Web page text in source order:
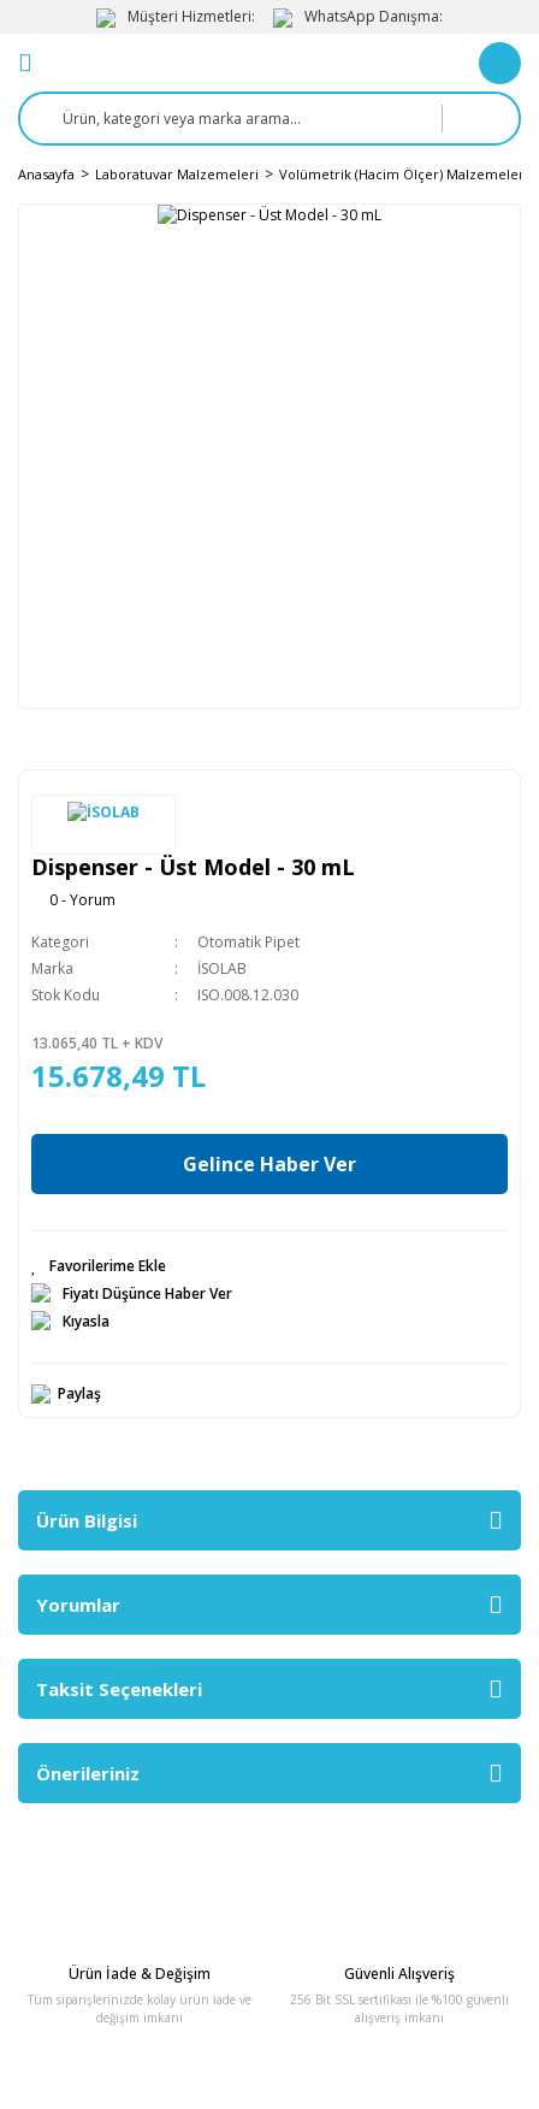
Müşteri Hizmetleri: WhatsApp Danışma:
Anasayfa Laboratuvar Malzemeleri Volümetrik (Hacim Ölçer) Malzemeler
Dispenser - Üst Model - 30 mL
0 - Yorum
Kategori
Otomatik Pipet
Marka
İSOLAB
Stok Kodu
ISO.008.12.030
13.065,40 TL + KDV
15.678,49 TL
Gelince Haber Ver
Fiyatı Düşünce Haber Ver
Kıyasla
Paylaş
Ürün Bilgisi
Yorumlar
Taksit Seçenekleri
Önerileriniz
Ürün İade & Değişim
Tüm siparişlerinizde kolay ürün iade ve
değişim imkanı
Güvenli Alışveriş
256 Bit SSL sertifikası ile %100 güvenli
alışveriş imkanı